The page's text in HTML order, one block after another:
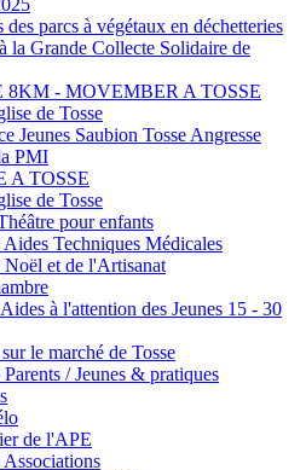
des parcs à végétaux en déchetteries
la Grande Collecte Solidaire de
8KM - MOVEMBER A TOSSE
de Tosse
Jeunes Saubion Tosse Angresse
PMI
A TOSSE
de Tosse
pour enfants
Aides Techniques Médicales
Noël et de l'Artisanat
à l'attention des Jeunes 15 - 30
le marché de Tosse
/ Jeunes & pratiques
de l'APE